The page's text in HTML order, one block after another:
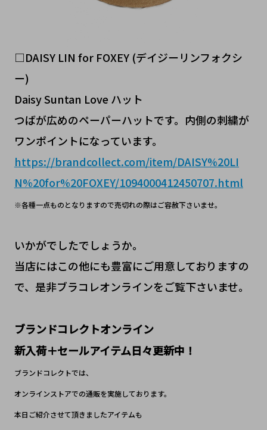
□DAISY LIN for FOXEY (デイジーリンフォクシ
ー)
Daisy Suntan Love ハット
つばが広めのペーパーハットです。内側の刺繍が
ワンポイントになっています。
https://brandcollect.com/item/DAISY%20LI
N%20for%20FOXEY/1094000412450707.html
※各種一点ものとなりますので売切れの際はご容赦下さいませ。
いかがでしたでしょうか。
当店にはこの他にも豊富にご用意しておりますの
で、是非ブラコレオンラインをご覧下さいませ。
ブランドコレクトオンライン
新入荷＋セールアイテム日々更新中！
ブランドコレクトでは、
オンラインストアでの通販を実施しております。
本日ご紹介させて頂きましたアイテムも